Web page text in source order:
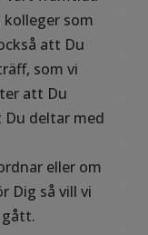
kolleger som
att Du
som vi
att Du
Du deltar med
eller om
Dig så vill vi